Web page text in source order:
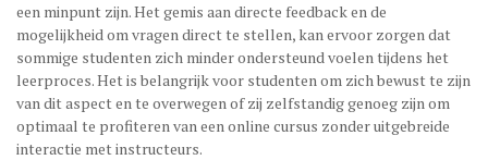
een minpunt zijn. Het gemis aan directe feedback en de
mogelijkheid om vragen direct te stellen, kan ervoor zorgen dat
sommige studenten zich minder ondersteund voelen tijdens het
leerproces. Het is belangrijk voor studenten om zich bewust te zijn
van dit aspect en te overwegen of zij zelfstandig genoeg zijn om
optimaal te profiteren van een online cursus zonder uitgebreide
interactie met instructeurs.